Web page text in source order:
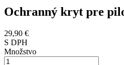
Ochranný kryt pre
29,90 €
S DPH
Množstvo